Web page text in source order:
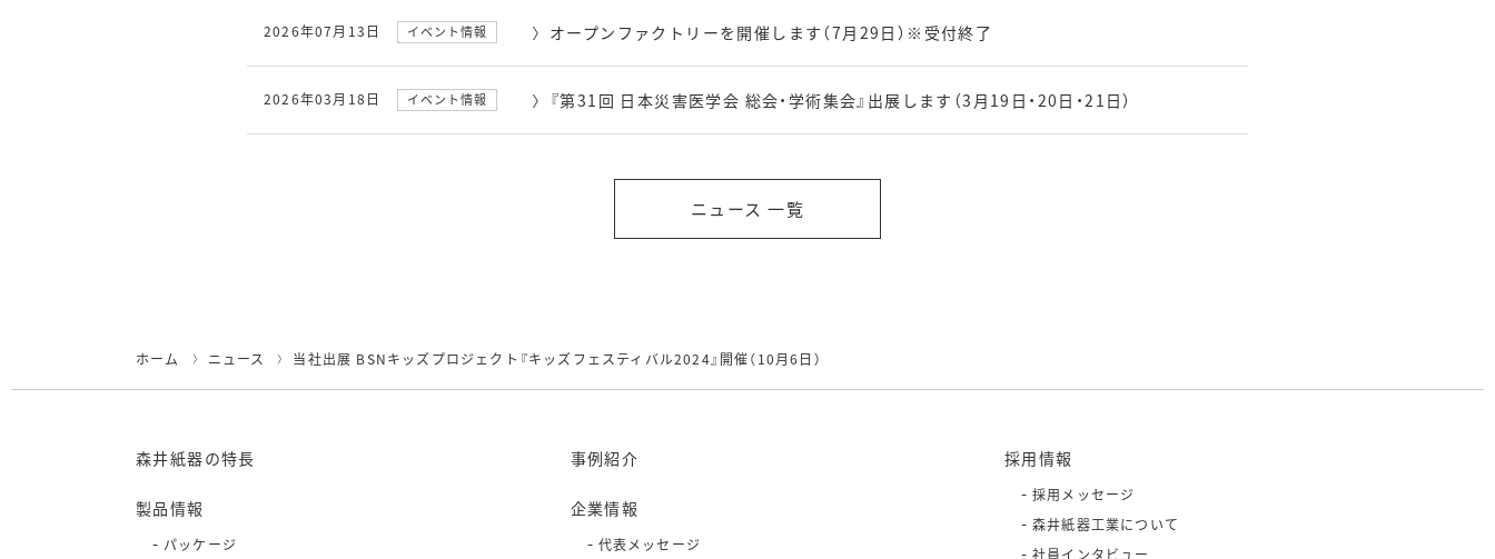
2026年07月13日 イベント情報 オープンファクトリーを開催します（7月29日）※受付終了
2026年03月18日 イベント情報 『第31回 日本災害医学会 総会・学術集会』出展します（3月19日・20日・21日）
ニュース 一覧
ホーム ニュース 当社出展 BSNキッズプロジェクト『キッズフェスティバル2024』開催（10月6日）
森井紙器の特長
製品情報
パッケージ
事例紹介
企業情報
代表メッセージ
採用情報
採用メッセージ
森井紙器工業について
社員インタビュー